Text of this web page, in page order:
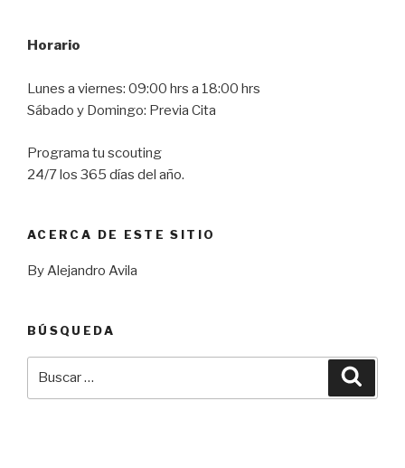
Horario
Lunes a viernes: 09:00 hrs a 18:00 hrs
Sábado y Domingo: Previa Cita
Programa tu scouting
24/7 los 365 días del año.
ACERCA DE ESTE SITIO
By Alejandro Avila
BÚSQUEDA